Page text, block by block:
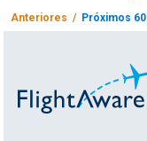
Anteriores / Próximos 60